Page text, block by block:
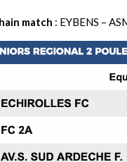
match : EYBENS –